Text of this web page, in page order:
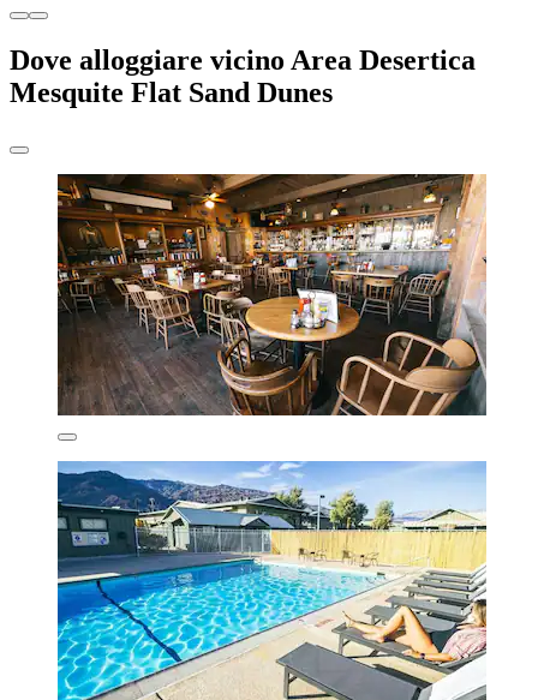
Dove alloggiare vicino Area Desertica
Mesquite Flat Sand Dunes